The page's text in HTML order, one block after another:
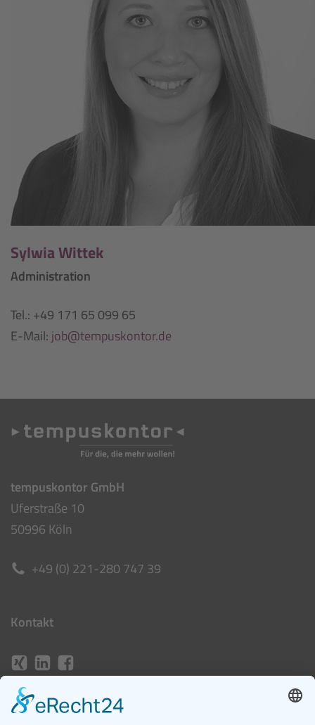
Sylwia Wittek
Administration
Tel.: +49 171 65 099 65
E-Mail: job@tempuskontor.de
tempuskontor GmbH
Uferstraße 10
50996 Köln
+49 (0) 221-280 747 39
Kontakt
job@tempuskontor.de